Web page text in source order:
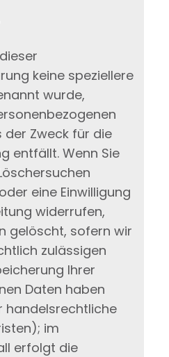
keine speziellere
wurde,
der Zweck für die
entfällt. Wenn Sie
eine Einwilligung
widerrufen,
gelöscht, sofern wir
zulässigen
Ihrer
Daten haben
handelsrechtliche
im
erfolgt die